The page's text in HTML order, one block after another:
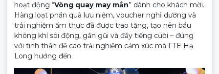
hoạt động “Vòng quay may mắn” dành cho khách mời.
Hàng loạt phần quà lưu niệm, voucher nghỉ dưỡng và
trải nghiệm ẩm thực đã được trao tặng, tạo nên bầu
không khí sôi động, gần gũi và đầy tiếng cười – đúng
với tinh thần đề cao trải nghiệm cảm xúc mà FTE Hạ
Long hướng đến.